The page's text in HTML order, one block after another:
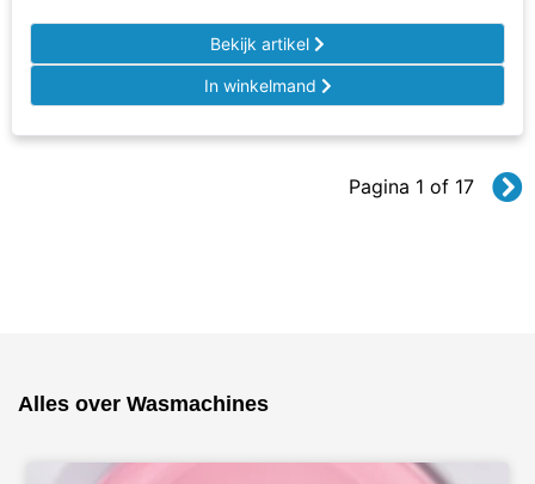
Bekijk artikel
In winkelmand
Pagina 1 of 17
Alles over Wasmachines